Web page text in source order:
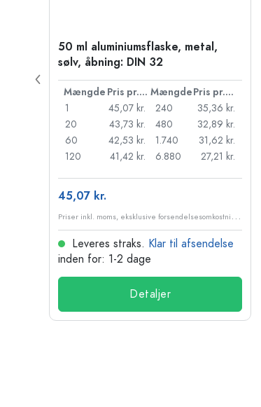
50 ml aluminiumsflaske, metal,
sølv, åbning: DIN 32
Mængde Pris pr. stk. Mængde
Pris pr. stk.
1
45,07 kr.
20
43,73 kr.
60
42,53 kr.
120
41,42 kr.
240
35,36 kr.
480
32,89 kr.
1.740
31,62 kr.
6.880
27,21 kr.
45,07 kr.
P
riser inkl. moms, eksklusive forsendelsesomkostninger
Leveres straks. Klar til afsendelse
inden for: 1-2 dage
Detaljer